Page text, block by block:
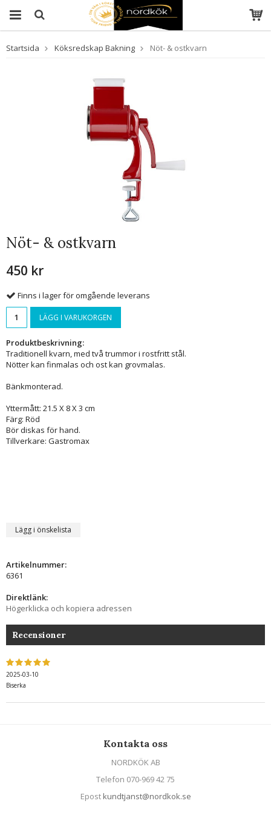
Startsida Köksredskap Bakning Nöt- & ostkvarn
Nöt- & ostkvarn
450 kr
Finns i lager för omgående leverans
LÄGG I VARUKORGEN
Produktbeskrivning:
Traditionell kvarn, med två trummor i rostfritt stål.
Nötter kan finmalas och ost kan grovmalas.
Bänkmonterad.
Yttermått: 21.5 X 8 X 3 cm
Färg: Röd
Bör diskas för hand.
Tillverkare: Gastromax
Lägg i önskelista
Artikelnummer:
6361
Direktlänk:
Högerklicka och kopiera adressen
Recensioner
2025-03-10
Biserka
Kontakta oss
NORDKÖK AB
Telefon 070-969 42 75
Epost kundtjanst@nordkok.se